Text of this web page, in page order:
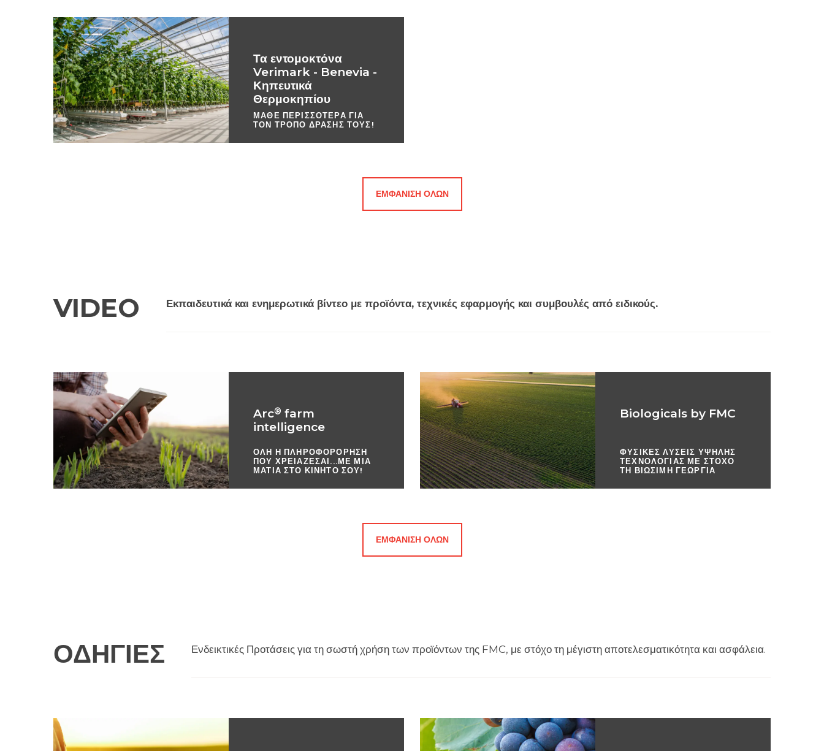
ΜΆΘΕ ΠΕΡΙΣΣΌΤΕΡΑ ΓΙΑ
ΤΟΝ ΤΡΌΠΟ ΔΡΆΣΗΣ ΤΟΥΣ!
Τα εντομοκτόνα
Verimark - Benevia -
Κηπευτικά
Θερμοκηπίου
ΕΜΦΆΝΙΣΗ ΌΛΩΝ
VIDEO Εκπαιδευτικά και ενημερωτικά βίντεο με προϊόντα, τεχνικές εφαρμογής και συμβουλές από ειδικούς.
ΟΛΗ Η ΠΛΗΡΟΦΟΡΌΡΗΣΗ
ΠΟΥ ΧΡΕΙΆΖΕΣΑΙ...ΜΕ ΜΙΑ
ΜΑΤΙΆ ΣΤΟ ΚΙΝΗΤΌ ΣΟΥ!
Arc® farm
intelligence
ΦΥΣΙΚΈΣ ΛΎΣΕΙΣ ΥΨΗΛΉΣ
ΤΕΧΝΟΛΟΓΊΑΣ ΜΕ ΣΤΌΧΟ
ΤΗ ΒΙΏΣΙΜΗ ΓΕΩΡΓΊΑ
Biologicals by FMC
ΕΜΦΆΝΙΣΗ ΌΛΩΝ
ΟΔΗΓΊΕΣ Ενδεικτικές Προτάσεις για τη σωστή χρήση των προϊόντων της FMC, με στόχο τη μέγιστη αποτελεσματικότητα και ασφάλεια.